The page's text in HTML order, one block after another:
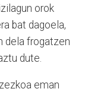
orok
bat dagoela,
dela frogatzen
dute.
eman